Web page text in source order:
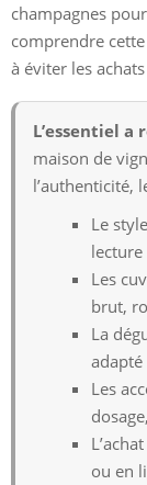
champagnes
comprendre
à éviter les
L’essentiel a
maison de
l’authenticité,
Le
Les
brut,
La
Les
ou en